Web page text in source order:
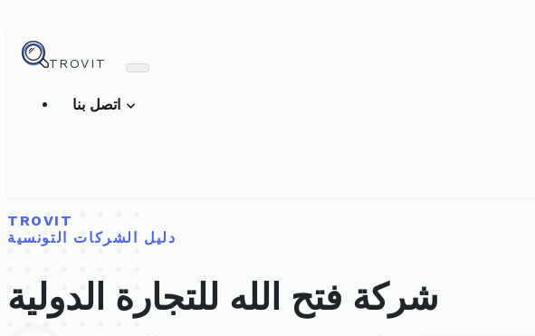
TROVIT
TROVIT
دليل الشركات التونسية
شركة فتح الله للتجارة الدولية